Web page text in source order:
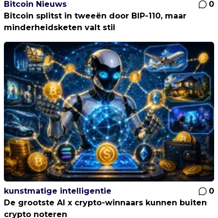
Bitcoin Nieuws
0
Bitcoin splitst in tweeën door BIP-110, maar
minderheidsketen valt stil
kunstmatige intelligentie
0
De grootste AI x crypto-winnaars kunnen buiten
crypto noteren